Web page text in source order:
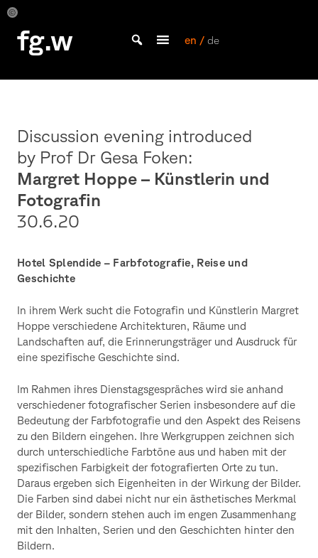
Skip
content
fg.w
Bachelor Kommunikationsdesign und Master Design & Information studieren
en / de
Discussion evening introduced
by Prof Dr Gesa Foken:
Margret Hoppe – Künstlerin und
Fotografin
30.6.20
Hotel Splendide – Farbfotografie, Reise und
Geschichte
In ihrem Werk sucht die Fotografin und Künstlerin Margret
Hoppe verschiedene Architekturen, Räume und
Landschaften auf, die Erinnerungsträger und Ausdruck für
eine spezifische Geschichte sind.
Im Rahmen ihres Dienstagsgespräches wird sie anhand
verschiedener fotografischer Serien insbesondere auf die
Bedeutung der Farbfotografie und den Aspekt des Reisens
zu den Bildern eingehen. Ihre Werkgruppen zeichnen sich
durch unterschiedliche Farbtöne aus und haben mit der
spezifischen Farbigkeit der fotografierten Orte zu tun.
Daraus ergeben sich Eigenheiten in der Wirkung der Bilder.
Die Farben sind dabei nicht nur ein ästhetisches Merkmal
der Bilder, sondern stehen auch im engen Zusammenhang
mit den Inhalten, Serien und den Geschichten hinter den
Bildern.
Margret
Marseille,
Hoppe,
Portrait